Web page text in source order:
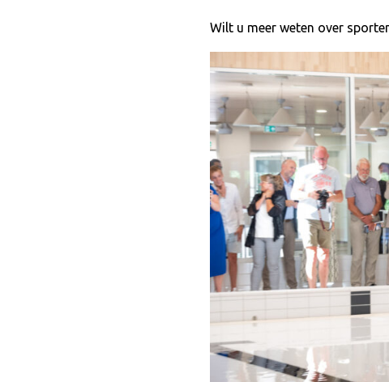
Wilt u meer weten over